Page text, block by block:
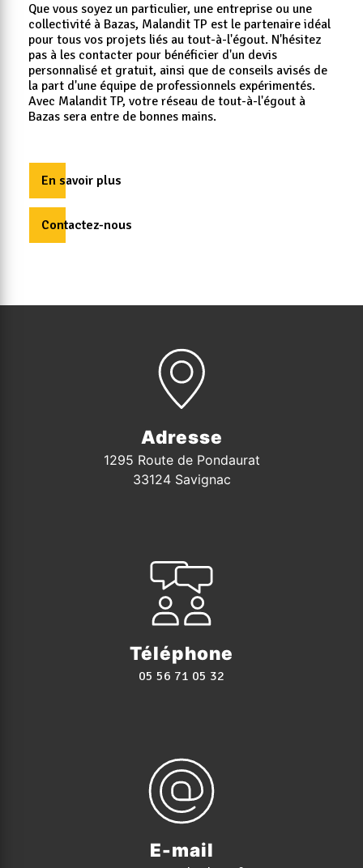
Que vous soyez un particulier, une entreprise ou une
collectivité à Bazas, Malandit TP est le partenaire idéal
pour tous vos projets liés au tout-à-l'égout. N'hésitez
pas à les contacter pour bénéficier d'un devis
personnalisé et gratuit, ainsi que de conseils avisés de
la part d'une équipe de professionnels expérimentés.
Avec Malandit TP, votre réseau de tout-à-l'égout à
Bazas sera entre de bonnes mains.
En savoir plus
Contactez-nous
Adresse
1295 Route de Pondaurat
33124 Savignac
Téléphone
05 56 71 05 32
E-mail